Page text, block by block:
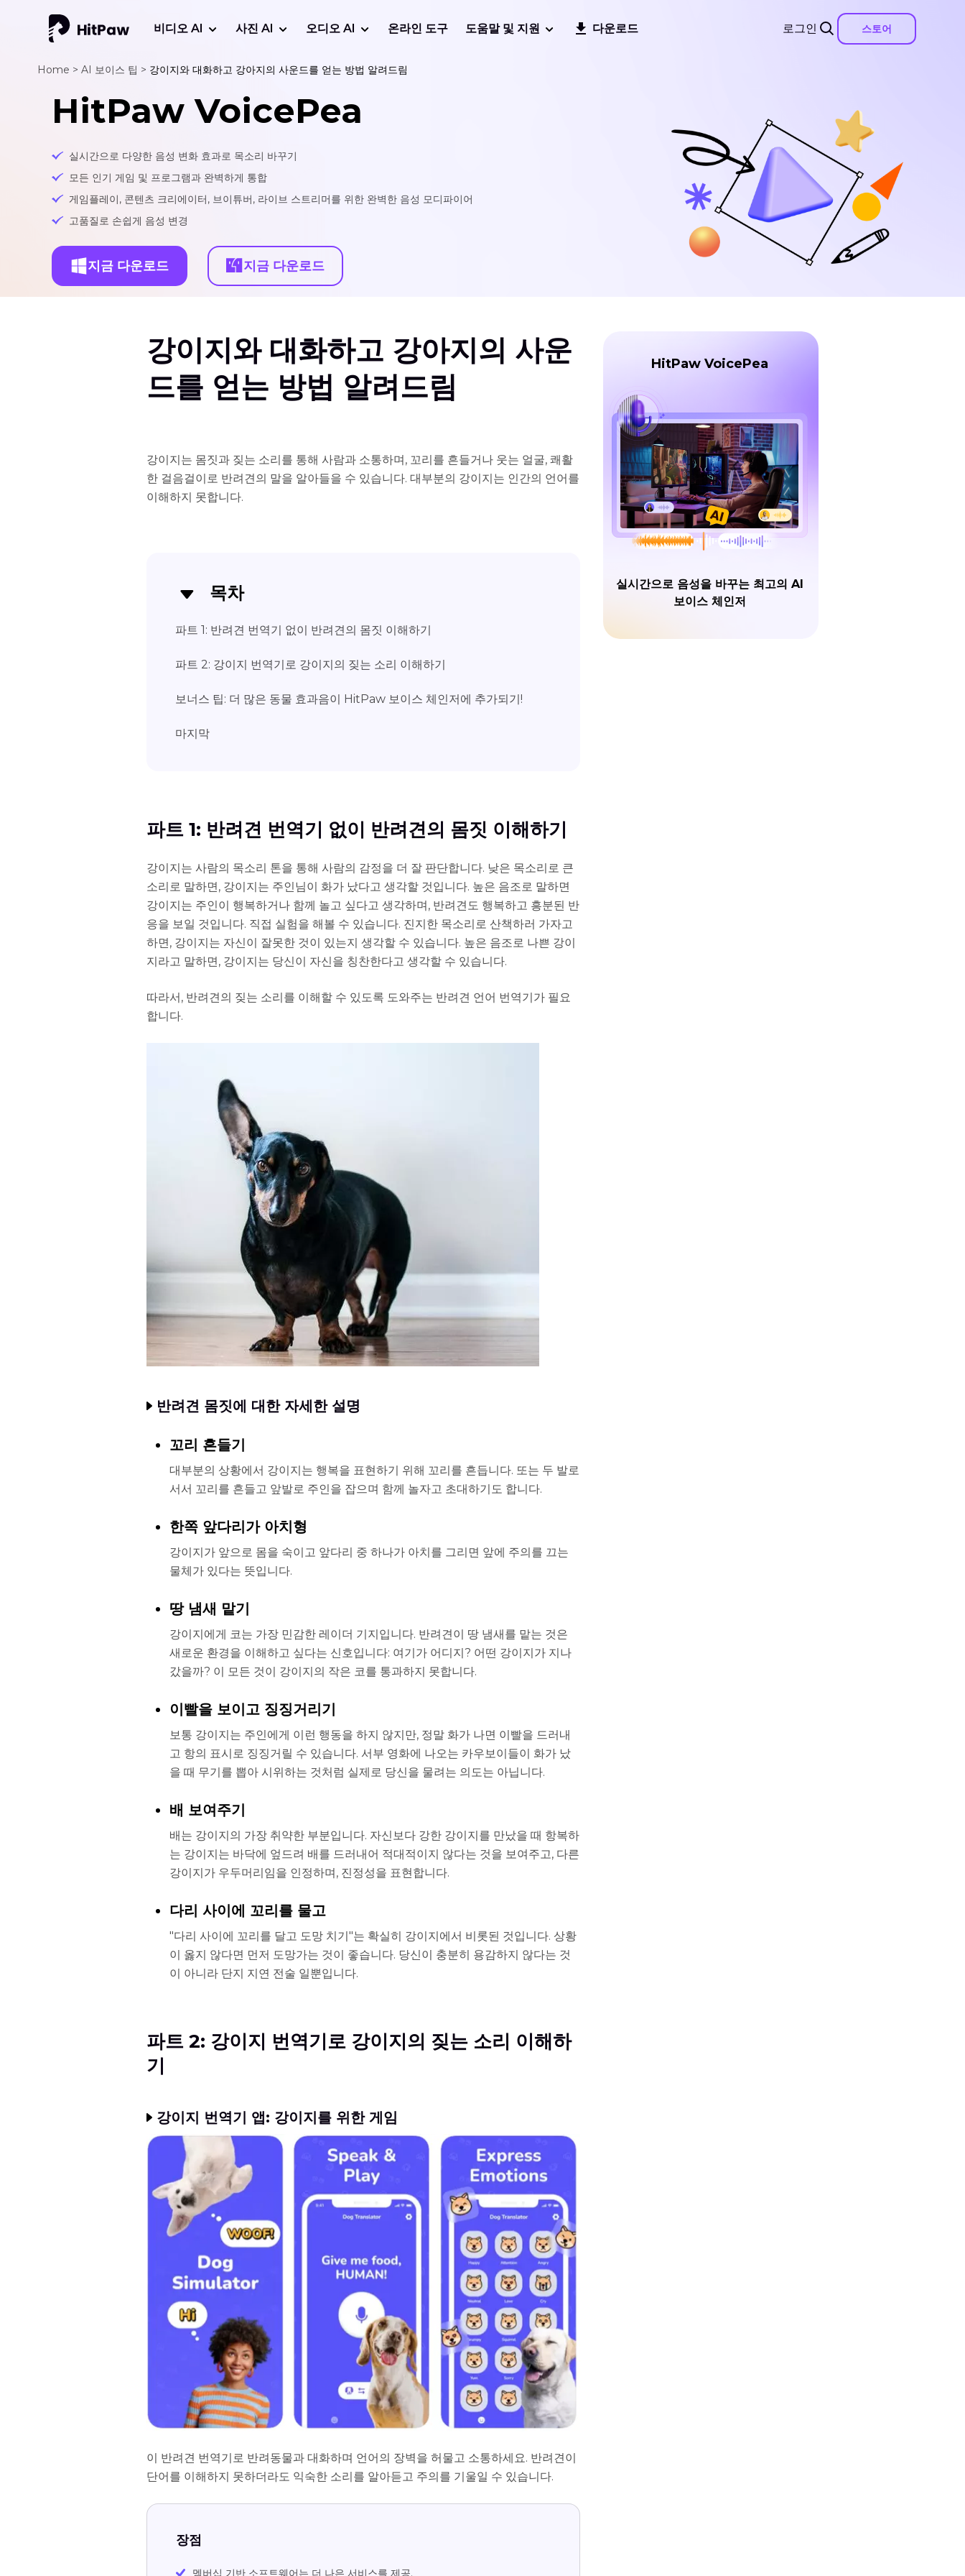
로그인 스토어
비디오 AI 사진 AI 오디오 AI 온라인 도구 도움말 및 지원 다운로드
Home > AI 보이스 팁 > 강이지와 대화하고 강아지의 사운드를 얻는 방법 알려드림
HitPaw VoicePea
실시간으로 다양한 음성 변화 효과로 목소리 바꾸기
모든 인기 게임 및 프로그램과 완벽하게 통합
게임플레이, 콘텐츠 크리에이터, 브이튜버, 라이브 스트리머를 위한 완벽한 음성 모디파이어
고품질로 손쉽게 음성 변경
지금 다운로드 지금 다운로드
강이지와 대화하고 강아지의 사운
드를 얻는 방법 알려드림
강이지는 몸짓과 짖는 소리를 통해 사람과 소통하며, 꼬리를 흔들거나 웃는 얼굴, 쾌활
한 걸음걸이로 반려견의 말을 알아들을 수 있습니다. 대부분의 강이지는 인간의 언어를
이해하지 못합니다.
목차
파트 1: 반려견 번역기 없이 반려견의 몸짓 이해하기
파트 2: 강이지 번역기로 강이지의 짖는 소리 이해하기
보너스 팁: 더 많은 동물 효과음이 HitPaw 보이스 체인저에 추가되기!
마지막
파트 1: 반려견 번역기 없이 반려견의 몸짓 이해하기
강이지는 사람의 목소리 톤을 통해 사람의 감정을 더 잘 판단합니다. 낮은 목소리로 큰
소리로 말하면, 강이지는 주인님이 화가 났다고 생각할 것입니다. 높은 음조로 말하면
강이지는 주인이 행복하거나 함께 놀고 싶다고 생각하며, 반려견도 행복하고 흥분된 반
응을 보일 것입니다. 직접 실험을 해볼 수 있습니다. 진지한 목소리로 산책하러 가자고
하면, 강이지는 자신이 잘못한 것이 있는지 생각할 수 있습니다. 높은 음조로 나쁜 강이
지라고 말하면, 강이지는 당신이 자신을 칭찬한다고 생각할 수 있습니다.
따라서, 반려견의 짖는 소리를 이해할 수 있도록 도와주는 반려견 언어 번역기가 필요
합니다.
반려견 몸짓에 대한 자세한 설명
꼬리 흔들기
대부분의 상황에서 강이지는 행복을 표현하기 위해 꼬리를 흔듭니다. 또는 두 발로
서서 꼬리를 흔들고 앞발로 주인을 잡으며 함께 놀자고 초대하기도 합니다.
한쪽 앞다리가 아치형
강이지가 앞으로 몸을 숙이고 앞다리 중 하나가 아치를 그리면 앞에 주의를 끄는
물체가 있다는 뜻입니다.
땅 냄새 맡기
강이지에게 코는 가장 민감한 레이더 기지입니다. 반려견이 땅 냄새를 맡는 것은
새로운 환경을 이해하고 싶다는 신호입니다: 여기가 어디지? 어떤 강이지가 지나
갔을까? 이 모든 것이 강이지의 작은 코를 통과하지 못합니다.
이빨을 보이고 징징거리기
보통 강이지는 주인에게 이런 행동을 하지 않지만, 정말 화가 나면 이빨을 드러내
고 항의 표시로 징징거릴 수 있습니다. 서부 영화에 나오는 카우보이들이 화가 났
을 때 무기를 뽑아 시위하는 것처럼 실제로 당신을 물려는 의도는 아닙니다.
배 보여주기
배는 강이지의 가장 취약한 부분입니다. 자신보다 강한 강이지를 만났을 때 항복하
는 강이지는 바닥에 엎드려 배를 드러내어 적대적이지 않다는 것을 보여주고, 다른
강이지가 우두머리임을 인정하며, 진정성을 표현합니다.
다리 사이에 꼬리를 물고
"다리 사이에 꼬리를 달고 도망 치기"는 확실히 강이지에서 비롯된 것입니다. 상황
이 옳지 않다면 먼저 도망가는 것이 좋습니다. 당신이 충분히 용감하지 않다는 것
이 아니라 단지 지연 전술 일뿐입니다.
파트 2: 강이지 번역기로 강이지의 짖는 소리 이해하
기
강이지 번역기 앱: 강이지를 위한 게임
이 반려견 번역기로 반려동물과 대화하며 언어의 장벽을 허물고 소통하세요. 반려견이
단어를 이해하지 못하더라도 익숙한 소리를 알아듣고 주의를 기울일 수 있습니다.
장점
멤버십 기반 소프트웨어는 더 나은 서비스를 제공.
HitPaw VoicePea
실시간으로 음성을 바꾸는 최고의 AI
보이스 체인저